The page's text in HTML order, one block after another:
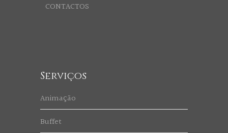
CONTACTOS
Serviços
Animação
Buffet